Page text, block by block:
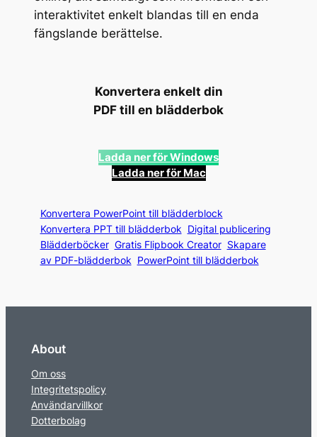
interaktivitet enkelt blandas till en enda
fängslande berättelse.
Konvertera enkelt din
PDF till en blädderbok
Ladda ner för Windows
Ladda ner för Mac
Konvertera PowerPoint till blädderblock
Konvertera PPT till blädderbok Digital publicering
Blädderböcker Gratis Flipbook Creator Skapare
av PDF-blädderbok PowerPoint till blädderbok
About
Om oss
Integritetspolicy
Användarvillkor
Dotterbolag